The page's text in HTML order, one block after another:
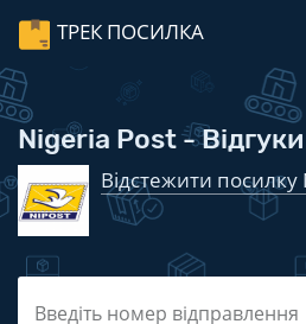
ТРЕК ПОСИЛКА
Nigeria Post - Відгуки
Відстежити посилку